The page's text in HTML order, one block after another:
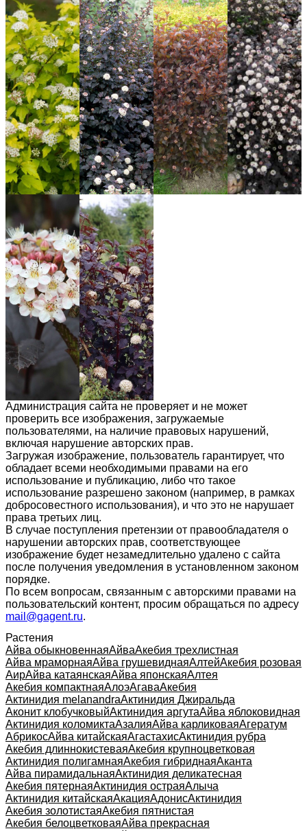
Администрация сайта не проверяет и не может
проверить все изображения, загружаемые
пользователями, на наличие правовых нарушений,
включая нарушение авторских прав.
Загружая изображение, пользователь гарантирует, что
обладает всеми необходимыми правами на его
использование и публикацию, либо что такое
использование разрешено законом (например, в рамках
добросовестного использования), и что это не нарушает
права третьих лиц.
В случае поступления претензии от правообладателя о
нарушении авторских прав, соответствующее
изображение будет незамедлительно удалено с сайта
после получения уведомления в установленном законом
порядке.
По всем вопросам, связанным с авторскими правами на
пользовательский контент, просим обращаться по адресу
mail@gagent.ru.
Растения
Айва обыкновеннаяАйваАкебия трехлистная
Айва мраморнаяАйва грушевиднаяАлтейАкебия розовая
АирАйва катаянскаяАйва японскаяАлтея
Акебия компактнаяАлоэАгаваАкебия
Актинидия melanandraАктинидия Джиральда
Аконит клобучковыйАктинидия аргутаАйва яблоковидная
Актинидия коломиктаАзалияАйва карликоваяАгератум
АбрикосАйва китайскаяАгастахисАктинидия рубра
Акебия длиннокистеваяАкебия крупноцветковая
Актинидия полигамнаяАкебия гибриднаяАканта
Айва пирамидальнаяАктинидия деликатесная
Акебия пятернаяАктинидия остраяАлыча
Актинидия китайскаяАкацияАдонисАктинидия
Акебия золотистаяАкебия пятнистая
Акебия белоцветковаяАйва прекрасная